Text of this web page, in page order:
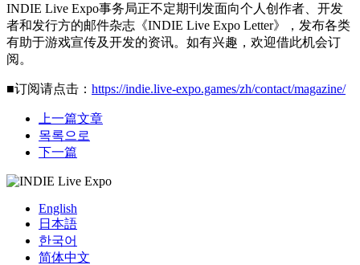
INDIE Live Expo事务局正不定期刊发面向个人创作者、开发
者和发行方的邮件杂志《INDIE Live Expo Letter》，发布各类
有助于游戏宣传及开发的资讯。如有兴趣，欢迎借此机会订
阅。
■订阅请点击： https://indie.live-expo.games/zh/contact/magazine/
上一篇文章
목록으로
下一篇
English
日本語
한국어
简体中文